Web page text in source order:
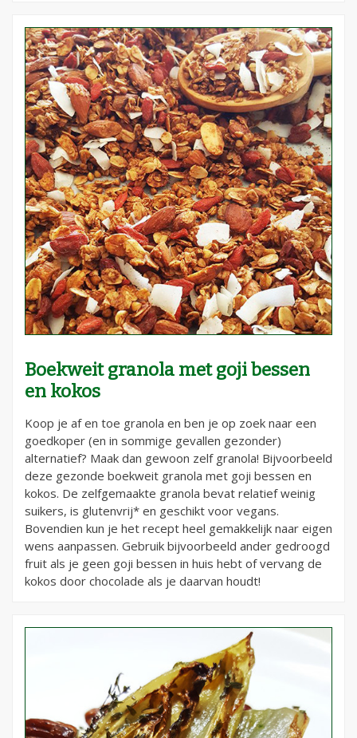
Boekweit granola met goji bessen
en kokos
Koop je af en toe granola en ben je op zoek naar een
goedkoper (en in sommige gevallen gezonder)
alternatief? Maak dan gewoon zelf granola! Bijvoorbeeld
deze gezonde boekweit granola met goji bessen en
kokos. De zelfgemaakte granola bevat relatief weinig
suikers, is glutenvrij* en geschikt voor vegans.
Bovendien kun je het recept heel gemakkelijk naar eigen
wens aanpassen. Gebruik bijvoorbeeld ander gedroogd
fruit als je geen goji bessen in huis hebt of vervang de
kokos door chocolade als je daarvan houdt!